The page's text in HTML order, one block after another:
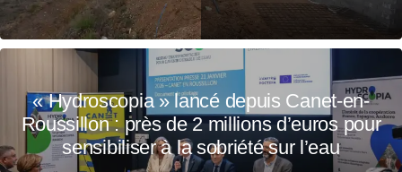
« Hydroscopia » lancé depuis Canet-en-
Roussillon : près de 2 millions d’euros pour
sensibiliser à la sobriété sur l’eau